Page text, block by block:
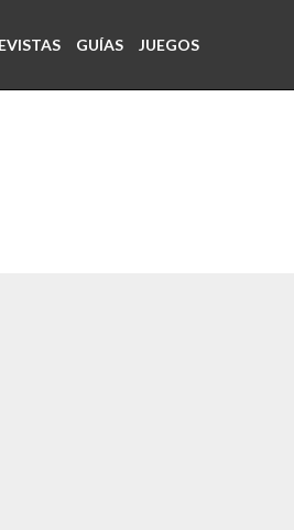
GUÍAS JUEGOS